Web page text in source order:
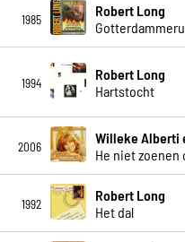
1985
Robert Long
1994
Robert Long
Hartstocht
2006
Willeke Alberti
He niet zoenen
1992
Robert Long
Het dal